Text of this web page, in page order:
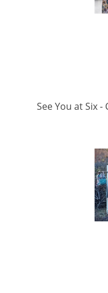
See You at Six